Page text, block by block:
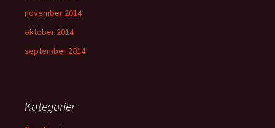
november 2014
oktober 2014
september 2014
Kategorier